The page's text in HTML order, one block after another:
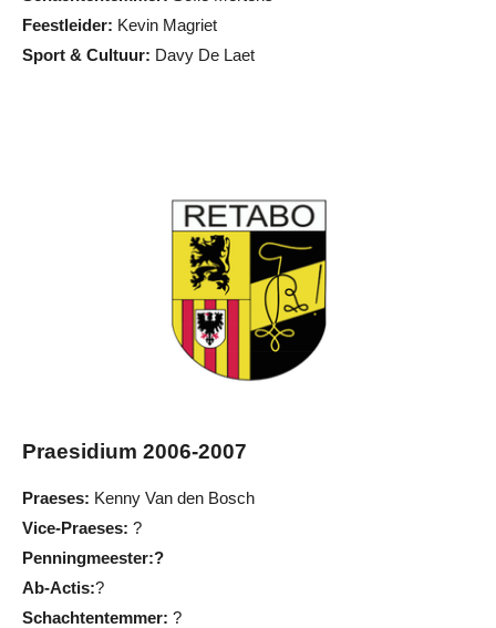
Feestleider: Kevin Magriet
Sport & Cultuur: Davy De Laet
Praesidium 2006-2007
Praeses: Kenny Van den Bosch
Vice-Praeses: ?
Penningmeester:?
Ab-Actis:?
Schachtentemmer: ?